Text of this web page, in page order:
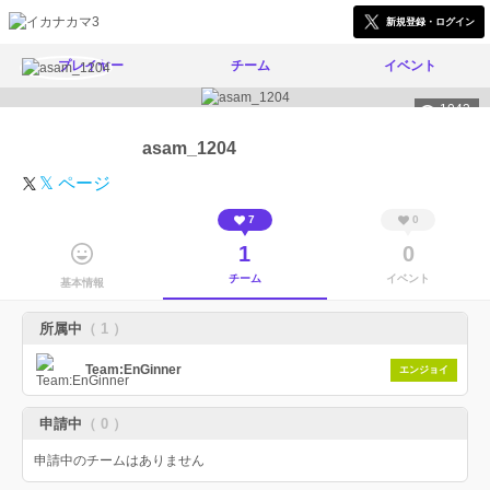
新規登録・ログイン
プレイヤー チーム イベント
1043
asam_1204
𝕏 ページ
基本情報
7
1
チーム
0
0
イベント
所属中 （ 1 ）
Team:EnGinner エンジョイ
申請中 （ 0 ）
申請中のチームはありません